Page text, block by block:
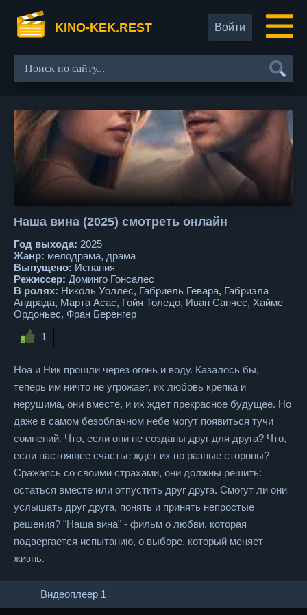
KINO-KEK.REST Войти
Наша вина (2025) смотреть онлайн
Год выхода: 2025
Жанр: мелодрама, драма
Выпущено: Испания
Режиссер: Доминго Гонсалес
В ролях: Николь Уоллес, Габриель Гевара, Габриэла
Андрада, Марта Асас, Гойя Толедо, Иван Санчес, Хайме
Ордоньес, Фран Беренгер
1
Ноа и Ник прошли через огонь и воду. Казалось бы,
теперь им ничто не угрожает, их любовь крепка и
нерушима, они вместе, и их ждет прекрасное будущее. Но
даже в самом безоблачном небе могут появиться тучи
сомнений. Что, если они не созданы друг для друга? Что,
если настоящее счастье ждет их по разные стороны?
Сражаясь со своими страхами, они должны решить:
остаться вместе или отпустить друг друга. Смогут ли они
услышать друг друга, понять и принять непростые
решения? "Наша вина" - фильм о любви, которая
подвергается испытанию, о выборе, который меняет
жизнь.
Видеоплеер 1